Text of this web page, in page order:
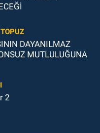
DAYANILMAZ
MUTLULUĞUNA
2